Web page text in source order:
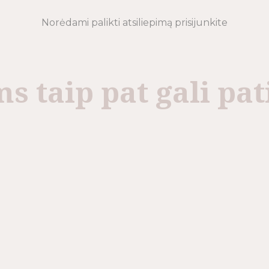
Norėdami palikti atsiliepimą prisijunkite
taip pat gali